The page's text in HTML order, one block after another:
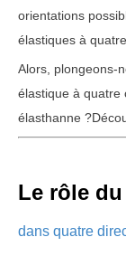
orientations
élastiques à
Alors, plongeons-
élastique à quatre
élasthanne
Le rôle
dans quatre